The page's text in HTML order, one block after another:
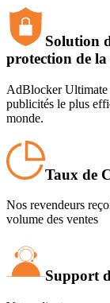
Solution
protection de
AdBlocker Ultimate
publicités le plus
monde.
Taux de
Nos revendeurs
volume des ventes
Support